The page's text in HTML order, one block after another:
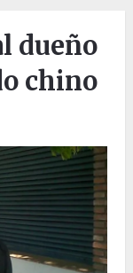
dueño
chino